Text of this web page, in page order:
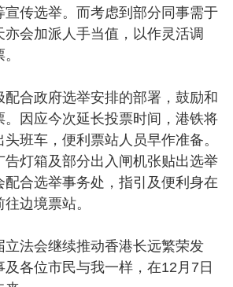
宣传选举。而考虑到部分同事需于
会加派人手当值，以作灵活调
合政府选举安排的部署，鼓励和
。因应今次延长投票时间，港铁将
班车，便利票站人员早作准备。
告灯箱及部分出入闸机张贴出选举
配合选举事务处，指引及便利身在
边境票站。
法会继续推动香港长远繁荣发
及各位市民与我一样，在12月7日